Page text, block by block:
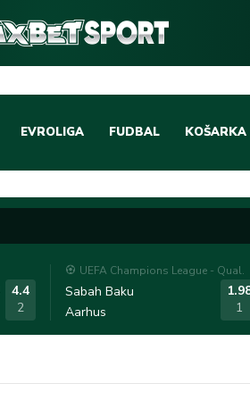
EVROLIGA FUDBAL
DOMAĆI FUDBAL
LIGE PETICE
OSTALE LIGE
KOŠARKA
EVROLIGA
ABA LIGA
4.4
2
UEFA Champions League - Qual.
Sabah Baku
Aarhus
1